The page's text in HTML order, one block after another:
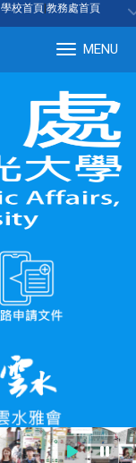
學校首頁 教務處首頁
MENU